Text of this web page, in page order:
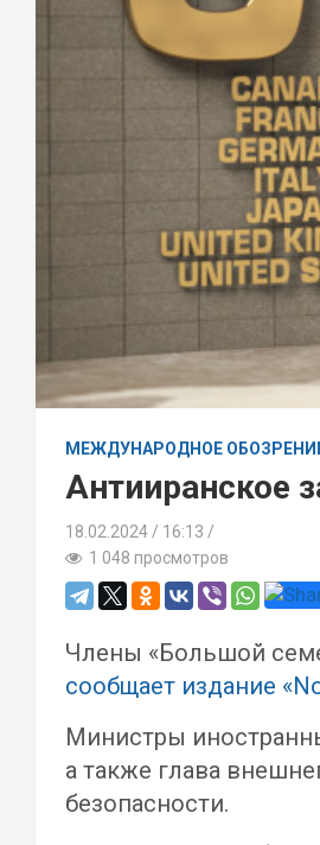
МЕЖДУНАРОДНОЕ
Антииранское
18.02.2024
16:13 /
1 048 просмотров
Члены «Большой
сообщает издание
Министры
а также глава
безопасности.